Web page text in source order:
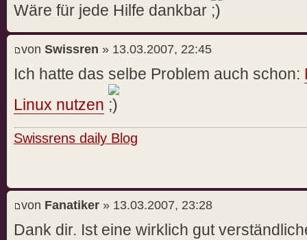
Wäre für jede Hilfe dankbar
von Swissren » 13.03.2007, 22:45
Ich hatte das selbe Problem auch schon:
Linux nutzen
Swissrens daily Blog
von Fanatiker » 13.03.2007, 23:28
Dank dir. Ist eine wirklich gut